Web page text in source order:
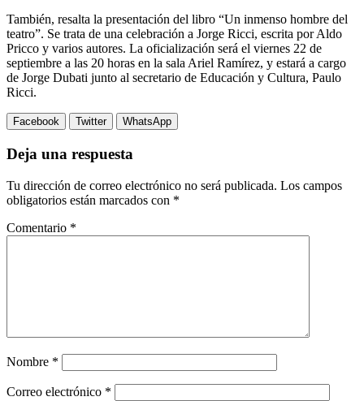
También, resalta la presentación del libro “Un inmenso hombre del
teatro”. Se trata de una celebración a Jorge Ricci, escrita por Aldo
Pricco y varios autores. La oficialización será el viernes 22 de
septiembre a las 20 horas en la sala Ariel Ramírez, y estará a cargo
de Jorge Dubati junto al secretario de Educación y Cultura, Paulo
Ricci.
Facebook Twitter WhatsApp
Deja una respuesta
Tu dirección de correo electrónico no será publicada. Los campos
obligatorios están marcados con *
Comentario *
Nombre *
Correo electrónico *